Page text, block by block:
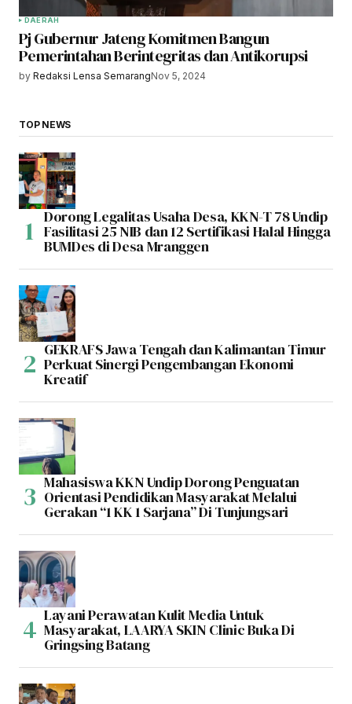
DAERAH
Pj Gubernur Jateng Komitmen Bangun
Pemerintahan Berintegritas dan Antikorupsi
by Redaksi Lensa SemarangNov 5, 2024
TOP NEWS
Dorong Legalitas Usaha Desa, KKN-T 78 Undip
Fasilitasi 25 NIB dan 12 Sertifikasi Halal Hingga
BUMDes di Desa Mranggen
GEKRAFS Jawa Tengah dan Kalimantan Timur
Perkuat Sinergi Pengembangan Ekonomi
Kreatif
Mahasiswa KKN Undip Dorong Penguatan
Orientasi Pendidikan Masyarakat Melalui
Gerakan “1 KK 1 Sarjana” Di Tunjungsari
Layani Perawatan Kulit Media Untuk
Masyarakat, LAARYA SKIN Clinic Buka Di
Gringsing Batang